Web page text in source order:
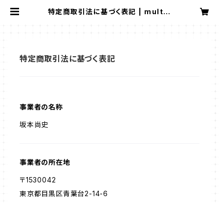
特定商取引法に基づく表記 | multip
特定商取引法に基づく表記
事業者の名称
坂本尚史
事業者の所在地
〒1530042
東京都目黒区青葉台2-14-6